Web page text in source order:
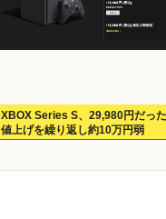
XBOX Series S、29,980円だっ
値上げを繰り返し約10万円弱